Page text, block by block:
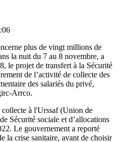
plus de vingt millions de
la nuit du 7 au 8 novembre, a
le projet de transfert à la Sécurité
de l’activité de collecte des
des salariés du privé,
Arrco.
à l'Urssaf (Union de
Sécurité sociale et d’allocations
Le gouvernement a reporté
la crise sanitaire, avant de choisir